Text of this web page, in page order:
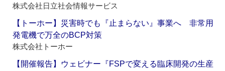
株式会社日立社会情報サービス
【トーホー】災害時でも『止まらない』事業へ 非常用
発電機で万全のBCP対策
株式会社トーホー
【開催報告】ウェビナー『FSPで変える臨床開発の生産